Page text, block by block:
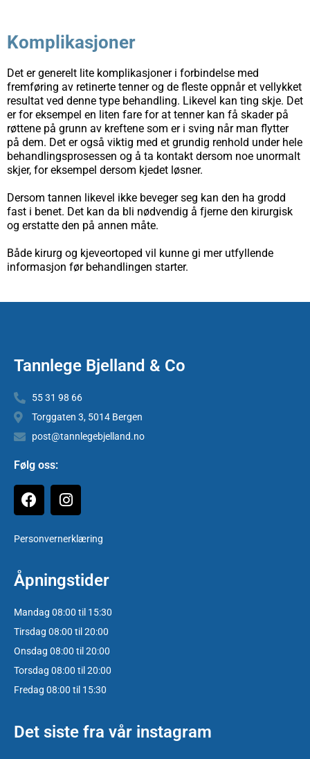
Komplikasjoner
Det er generelt lite komplikasjoner i forbindelse med
fremføring av retinerte tenner og de fleste oppnår et vellykket
resultat ved denne type behandling. Likevel kan ting skje. Det
er for eksempel en liten fare for at tenner kan få skader på
røttene på grunn av kreftene som er i sving når man flytter
på dem. Det er også viktig med et grundig renhold under hele
behandlingsprosessen og å ta kontakt dersom noe unormalt
skjer, for eksempel dersom kjedet løsner.
Dersom tannen likevel ikke beveger seg kan den ha grodd
fast i benet. Det kan da bli nødvendig å fjerne den kirurgisk
og erstatte den på annen måte.
Både kirurg og kjeveortoped vil kunne gi mer utfyllende
informasjon før behandlingen starter.
Tannlege Bjelland & Co
55 31 98 66
Torggaten 3, 5014 Bergen
post@tannlegebjelland.no
Følg oss:
Personvernerklæring
Åpningstider
Mandag 08:00 til 15:30
Tirsdag 08:00 til 20:00
Onsdag 08:00 til 20:00
Torsdag 08:00 til 20:00
Fredag 08:00 til 15:30
Det siste fra vår instagram